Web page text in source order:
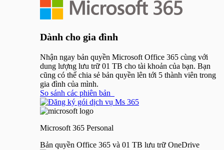
Dành cho gia đình​
Nhận ngay bản quyền Microsoft Office 365 cùng với
dung lượng lưu trữ 01 TB cho tài khoản của bạn. Bạn
cũng có thể chia sẻ bản quyền lên tới 5 thành viên trong
gia đình của mình.
So sánh các phiên bản
Microsoft 365 Personal
Bản quyền Office 365 và 01 TB lưu trữ OneDrive